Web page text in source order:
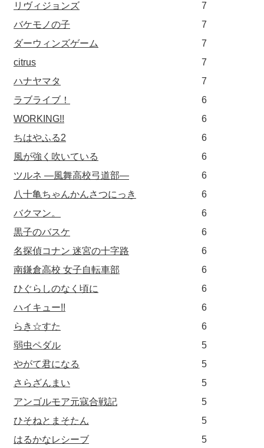
リヴィジョンズ
7
バケモノの子
7
ダーウィンズゲーム
7
citrus
7
ハナヤマタ
7
ラブライブ！
6
WORKING!!
6
ちはやふる2
6
風が強く吹いている
6
ツルネ ―風舞高校弓道部―
6
八十亀ちゃんかんさつにっき
6
バクマン。
6
黒子のバスケ
6
名探偵コナン 迷宮の十字路
6
南鎌倉高校 女子自転車部
6
ひぐらしのなく頃に
6
ハイキュー!!
6
らき☆すた
6
弱虫ペダル
5
やがて君になる
5
さらざんまい
5
アンゴルモア元寇合戦記
5
ひそねとまそたん
5
はるかなレシーブ
5